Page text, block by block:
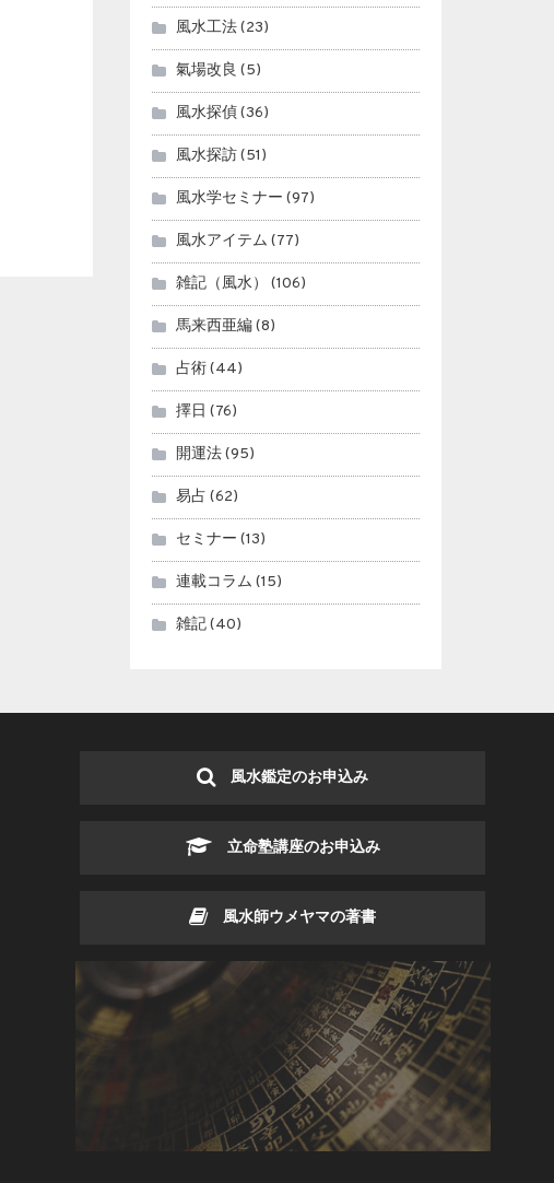
風水工法(23)
氣場改良 (5)
風水探偵(36)
風水探訪(51)
風水学セミナー (97)
風水アイテム (77)
雑記（風水） (106)
馬来西亜編(8)
占術(44)
擇日 (76)
開運法(95)
易占 (62)
セミナー (13)
連載コラム (15)
雑記(40)
風水鑑定のお申込み
立命塾講座のお申込み
風水師ウメヤマの著書